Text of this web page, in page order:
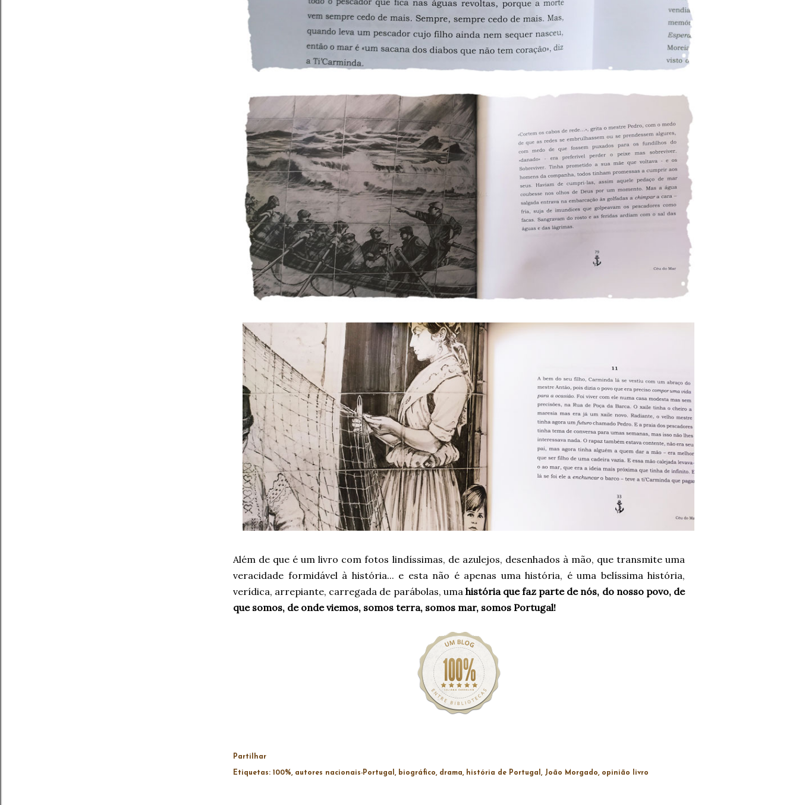
Além de que é um livro com fotos lindíssimas, de azulejos, desenhados à mão, que transmite uma
veracidade formidável à história... e esta não é apenas uma história, é uma belíssima história,
verídica, arrepiante, carregada de parábolas, uma história que faz parte de nós, do nosso povo, de
que somos, de onde viemos, somos terra, somos mar, somos Portugal!
Partilhar
Etiquetas: 100% autores nacionais-Portugal biográfico drama história de Portugal João Morgado opinião livro